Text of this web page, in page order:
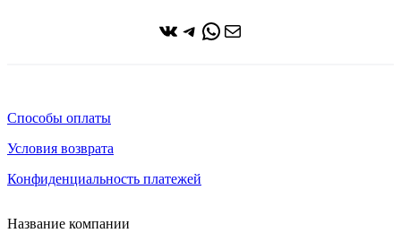
ВКонтакте
Telegram
WhatsApp
Почта
Способы оплаты
Условия возврата
Конфиденциальность платежей
Название компании